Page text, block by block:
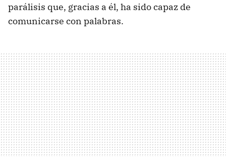
parálisis que, gracias a él, ha sido capaz de
comunicarse con palabras.